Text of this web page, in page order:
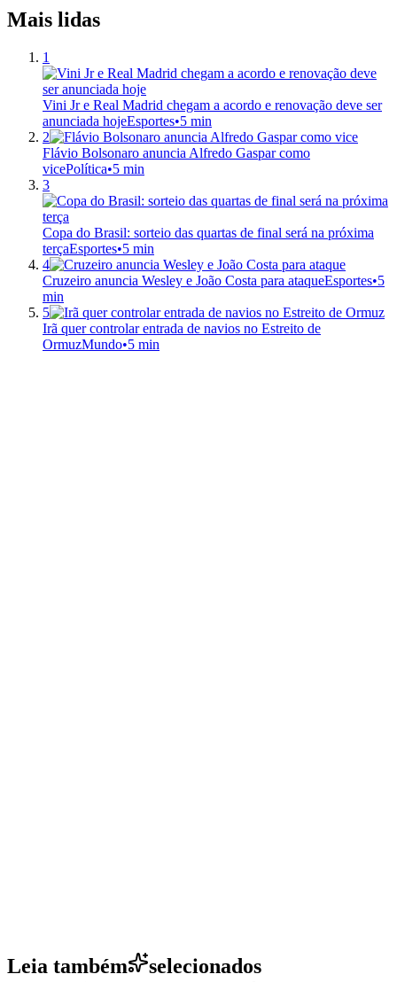
Mais lidas
1
Vini Jr e Real Madrid chegam a acordo e renovação deve ser
anunciada hojeEsportes•5 min
2
Flávio Bolsonaro anuncia Alfredo Gaspar como
vicePolítica•5 min
3
Copa do Brasil: sorteio das quartas de final será na próxima
terçaEsportes•5 min
4
Cruzeiro anuncia Wesley e João Costa para ataqueEsportes•5
min
5
Irã quer controlar entrada de navios no Estreito de
OrmuzMundo•5 min
Leia também
selecionados